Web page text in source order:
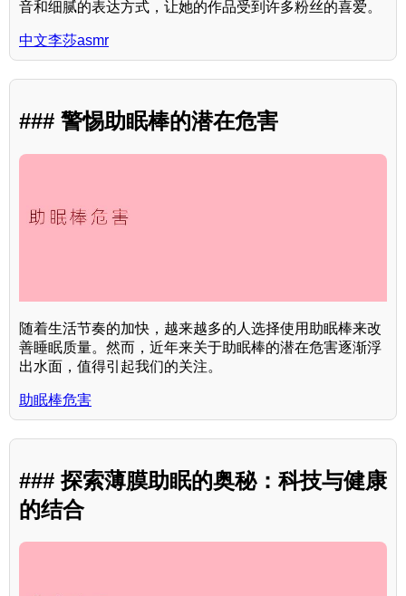
音和细腻的表达方式，让她的作品受到许多粉丝的喜爱。
中文李莎asmr
### 警惕助眠棒的潜在危害
随着生活节奏的加快，越来越多的人选择使用助眠棒来改
善睡眠质量。然而，近年来关于助眠棒的潜在危害逐渐浮
出水面，值得引起我们的关注。
助眠棒危害
### 探索薄膜助眠的奥秘：科技与健康
的结合